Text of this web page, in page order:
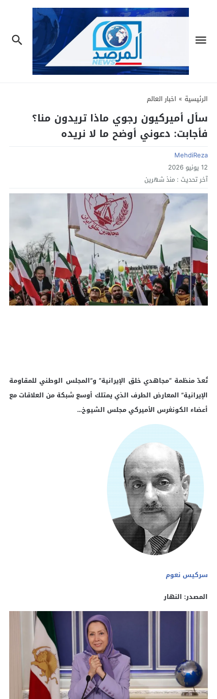
الرئيسية » اخبار العالم
سأل أميركيون رجوي ماذا تريدون منا؟
فأجابت: دعوني أوضح ما لا نريده
MehdiReza
12 يونيو 2026
آخر تحديث : منذ شهرين
تُعدّ منظمة “مجاهدي خلق الإيرانية” و”المجلس الوطني للمقاومة
الإيرانية” المعارض الطرف الذي يمتلك أوسع شبكة من العلاقات مع
أعضاء الكونغرس الأميركي مجلس الشيوخ…
سركيس نعوم
المصدر: النهار